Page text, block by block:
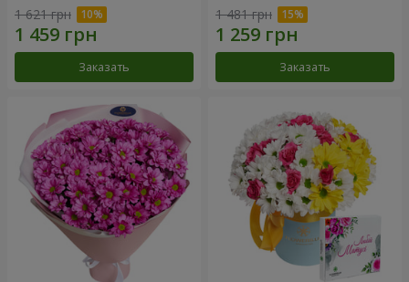
1 621 грн
Заказать
1 481 грн
Заказать